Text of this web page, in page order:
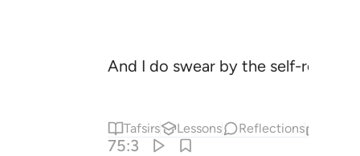
And I do swear by the self-
Tafsirs Lessons Reflections
75:3